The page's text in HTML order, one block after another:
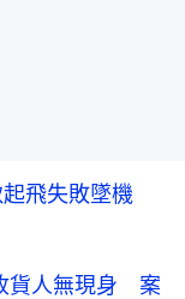
飛失敗墜機
貨人無現身 案